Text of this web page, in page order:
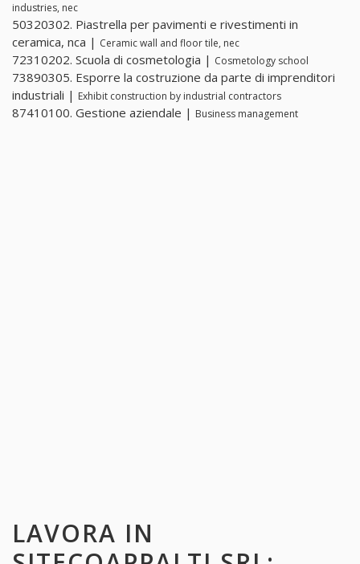
industries, nec
50320302. Piastrella per pavimenti e rivestimenti in
ceramica, nca | Ceramic wall and floor tile, nec
72310202. Scuola di cosmetologia | Cosmetology school
73890305. Esporre la costruzione da parte di imprenditori
industriali | Exhibit construction by industrial contractors
87410100. Gestione aziendale | Business management
LAVORA IN